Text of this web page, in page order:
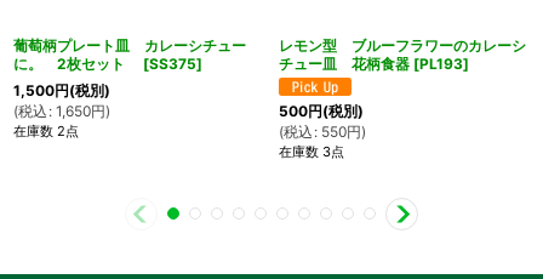
葡萄柄プレート皿 カレーシチュー
に。 2枚セット
[SS375]
1,500円(税別)
(税込 : 1,650円)
在庫数 2点
レモン型 ブルーフラワーのカレーシ
チュー皿 花柄食器 [PL193]
500円(税別)
(税込 : 550円)
在庫数 3点